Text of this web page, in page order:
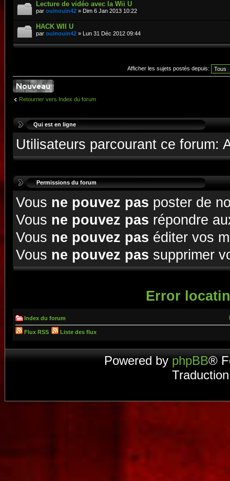
Lecture de vidéo avec la Wii U
par ouinouin42 » Dim 6 Jan 2013 10:22
HACK WII U
par ouinouin42 » Lun 31 Déc 2012 09:44
Afficher les sujets postés depuis:
Retourner vers Index du forum
Qui est en ligne
Utilisateurs parcourant ce forum:
Permissions du forum
Vous ne pouvez pas poster de
Vous ne pouvez pas répondre
Vous ne pouvez pas éditer vos
Vous ne pouvez pas supprimer
Error
Index du forum
Flux RSS Liste des flux
Powered by phpBB®